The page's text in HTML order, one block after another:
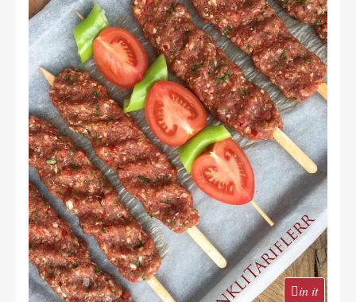
in it